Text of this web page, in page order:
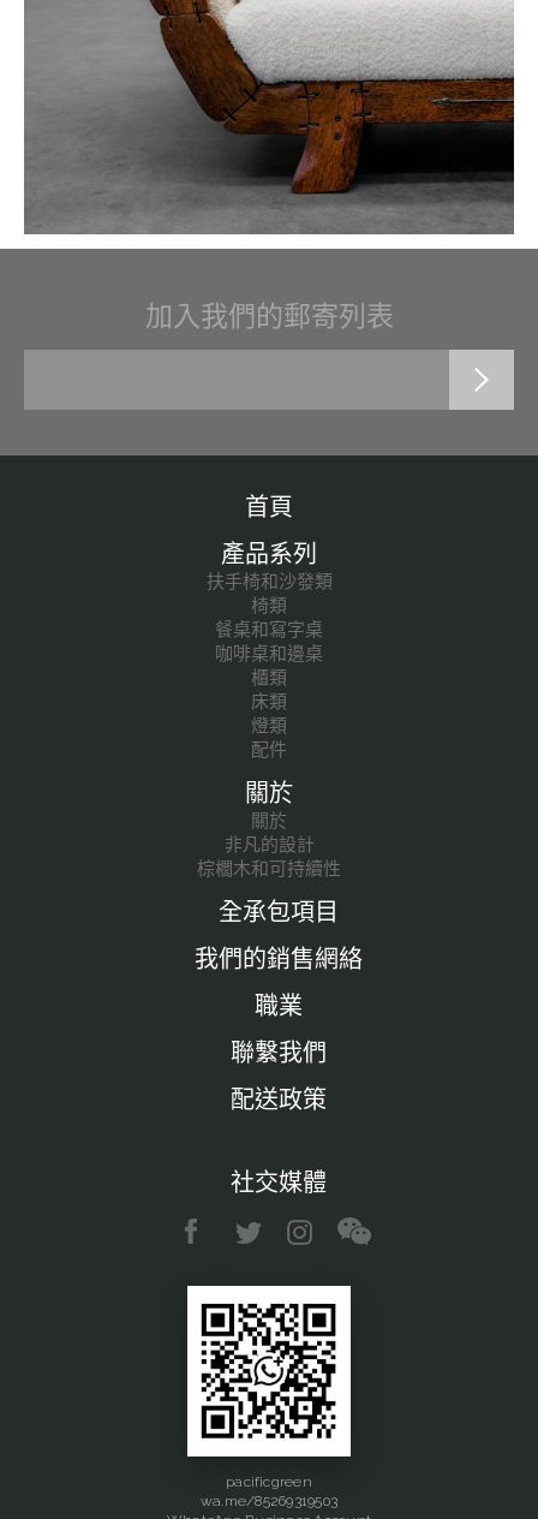
加入我們的郵寄列表
首頁
產品系列
扶手椅和沙發類
椅類
餐桌和寫字桌
咖啡桌和邊桌
櫃類
床類
燈類
配件
關於
關於
非凡的設計
棕櫚木和可持續性
全承包項目
我們的銷售網絡
職業
聯繫我們
配送政策
社交媒體
pacificgreen
wa.me/85269319503